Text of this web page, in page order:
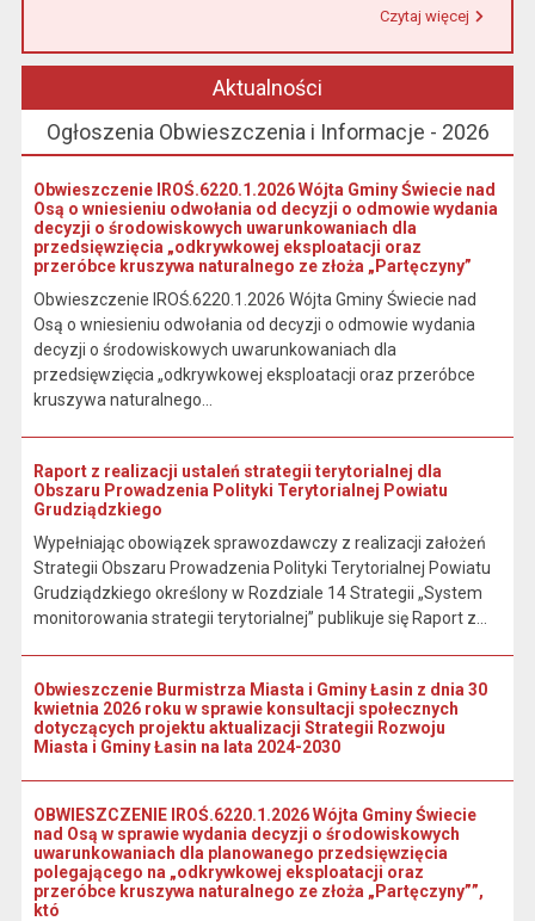
Czytaj więcej
Aktualności
Ogłoszenia Obwieszczenia i Informacje - 2026
Obwieszczenie IROŚ.6220.1.2026 Wójta Gminy Świecie nad
Osą o wniesieniu odwołania od decyzji o odmowie wydania
decyzji o środowiskowych uwarunkowaniach dla
przedsięwzięcia „odkrywkowej eksploatacji oraz
przeróbce kruszywa naturalnego ze złoża „Partęczyny”
Obwieszczenie IROŚ.6220.1.2026 Wójta Gminy Świecie nad
Osą o wniesieniu odwołania od decyzji o odmowie wydania
decyzji o środowiskowych uwarunkowaniach dla
przedsięwzięcia „odkrywkowej eksploatacji oraz przeróbce
kruszywa naturalnego...
Raport z realizacji ustaleń strategii terytorialnej dla
Obszaru Prowadzenia Polityki Terytorialnej Powiatu
Grudziądzkiego
Wypełniając obowiązek sprawozdawczy z realizacji założeń
Strategii Obszaru Prowadzenia Polityki Terytorialnej Powiatu
Grudziądzkiego określony w Rozdziale 14 Strategii „System
monitorowania strategii terytorialnej” publikuje się Raport z...
Obwieszczenie Burmistrza Miasta i Gminy Łasin z dnia 30
kwietnia 2026 roku w sprawie konsultacji społecznych
dotyczących projektu aktualizacji Strategii Rozwoju
Miasta i Gminy Łasin na lata 2024-2030
OBWIESZCZENIE IROŚ.6220.1.2026 Wójta Gminy Świecie
nad Osą w sprawie wydania decyzji o środowiskowych
uwarunkowaniach dla planowanego przedsięwzięcia
polegającego na „odkrywkowej eksploatacji oraz
przeróbce kruszywa naturalnego ze złoża „Partęczyny””,
któ